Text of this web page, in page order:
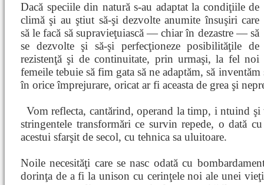
Dacă speciile din natură s-au adaptat la condiţiile de
climă şi au ştiut să-şi dezvolte anumite însuşiri care
să le facă să supravieţuiască — chiar în dezastre — să
se dezvolte şi să-şi perfecţioneze posibilităţile de
rezistenţă şi de continuitate, prin urmaşi, la fel noi
femeile tebuie să fim gata să ne adaptăm, să
în orice împrejurare, oricat ar fi aceasta de grea şi
Vom reflecta, cantărind, operand la timp, intuind şi
stringentele transformări ce survin repede, o dată
acestui sfarşit de secol, cu tehnica sa uluitoare.
Noile necesităţi care se nasc odată cu
dorinţa de a fi la unison cu cerinţele noi ale unei